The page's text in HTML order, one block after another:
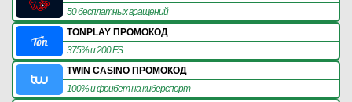
50 бесплатных вращений
TONPLAY ПРОМОКОД
375% и 200 FS
TWIN CASINO ПРОМОКОД
100% и фрибет на киберспорт